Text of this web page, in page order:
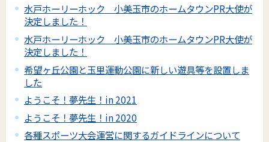
水戸ホーリーホック 小美玉市のホームタウンPR大使が
決定しました！
水戸ホーリーホック 小美玉市のホームタウンPR大使が
決定しました！
希望ヶ丘公園と玉里運動公園に新しい遊具等を設置しま
した
ようこそ！夢先生！in 2021
ようこそ！夢先生！in 2020
各種スポーツ大会運営に関するガイドラインについて